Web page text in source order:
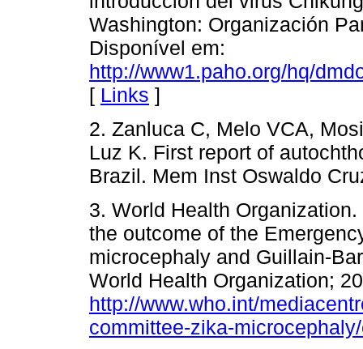
Washington: Organización
Disponível em:
http://www1.paho.org/hq/
[ Links ]
2. Zanluca C, Melo VCA,
Luz K. First report of
Brazil. Mem Inst Oswaldo
3. World Health
the outcome of the
microcephaly and Guillain-
World Health Organization;
http://www.who.int/
committee-zika-